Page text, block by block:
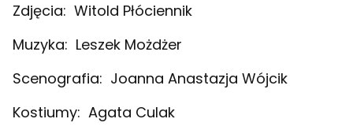
Zdjęcia: Witold Płóciennik
Muzyka: Leszek Możdżer
Scenografia: Joanna Anastazja Wójcik
Kostiumy: Agata Culak